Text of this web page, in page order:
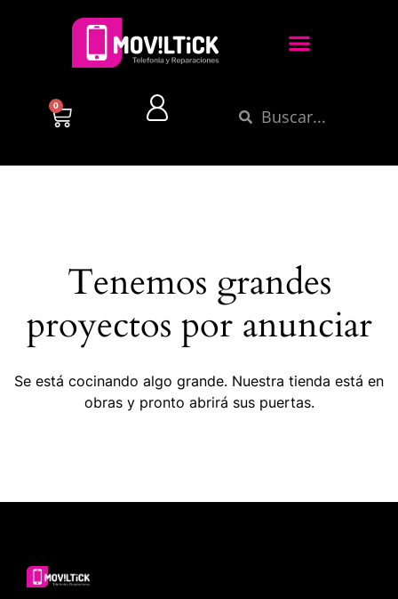
0
Tenemos grandes
proyectos por anunciar
Se está cocinando algo grande. Nuestra tienda está en
obras y pronto abrirá sus puertas.